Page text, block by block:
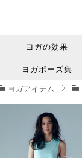
ヨガの効果
ヨガポーズ集
ヨガアイテム